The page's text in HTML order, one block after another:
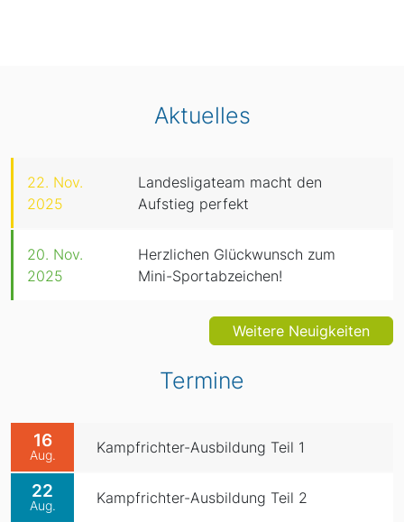
Aktuelles
22. Nov.
2025
Landesligateam macht den
Aufstieg perfekt
20. Nov.
2025
Herzlichen Glückwunsch zum
Mini-Sportabzeichen!
Weitere Neuigkeiten
Termine
16
Aug. Kampfrichter-Ausbildung Teil 1
22
Aug. Kampfrichter-Ausbildung Teil 2